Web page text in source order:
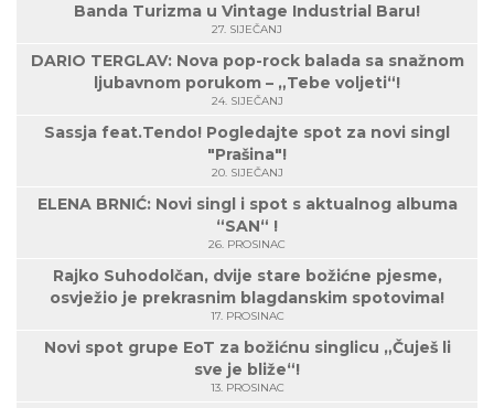
Banda Turizma u Vintage Industrial Baru!
27. SIJEČANJ
DARIO TERGLAV: Nova pop-rock balada sa snažnom
ljubavnom porukom – „Tebe voljeti“!
24. SIJEČANJ
Sassja feat.Tendo! Pogledajte spot za novi singl
"Prašina"!
20. SIJEČANJ
ELENA BRNIĆ: Novi singl i spot s aktualnog albuma
“SAN“ !
26. PROSINAC
Rajko Suhodolčan, dvije stare božićne pjesme,
osvježio je prekrasnim blagdanskim spotovima!
17. PROSINAC
Novi spot grupe EoT za božićnu singlicu „Čuješ li
sve je bliže“!
13. PROSINAC